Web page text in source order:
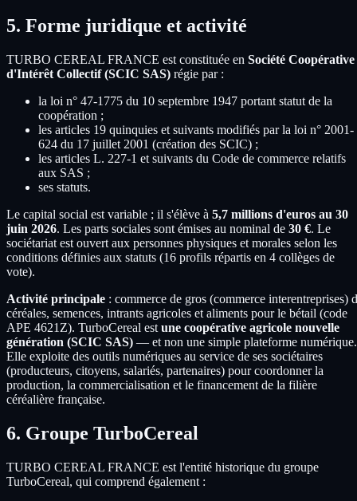
5. Forme juridique et activité
TURBO CEREAL FRANCE est constituée en Société Coopérative
d'Intérêt Collectif (SCIC SAS) régie par :
la loi n° 47-1775 du 10 septembre 1947 portant statut de la
coopération ;
les articles 19 quinquies et suivants modifiés par la loi n° 2001-
624 du 17 juillet 2001 (création des SCIC) ;
les articles L. 227-1 et suivants du Code de commerce relatifs
aux SAS ;
ses statuts.
Le capital social est variable ; il s'élève à 5,7 millions d'euros au 30
juin 2026. Les parts sociales sont émises au nominal de 30 €. Le
sociétariat est ouvert aux personnes physiques et morales selon les
conditions définies aux statuts (16 profils répartis en 4 collèges de
vote).
Activité principale : commerce de gros (commerce interentreprises)
céréales, semences, intrants agricoles et aliments pour le bétail (code
APE 4621Z). TurboCereal est une coopérative agricole nouvelle
génération (SCIC SAS) — et non une simple plateforme numérique.
Elle exploite des outils numériques au service de ses sociétaires
(producteurs, citoyens, salariés, partenaires) pour coordonner la
production, la commercialisation et le financement de la filière
céréalière française.
6. Groupe TurboCereal
TURBO CEREAL FRANCE est l'entité historique du groupe
TurboCereal, qui comprend également :